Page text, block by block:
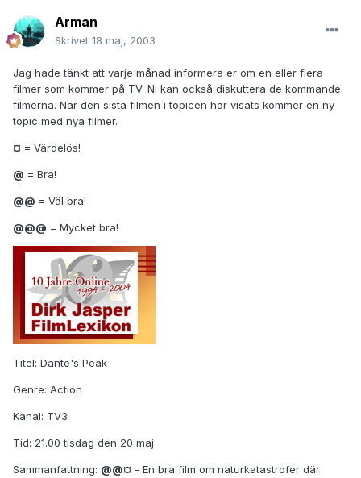
Arman
Skrivet 18 maj, 2003
Jag hade tänkt att varje månad informera er om en eller flera
filmer som kommer på TV. Ni kan också diskuttera de kommande
filmerna. När den sista filmen i topicen har visats kommer en ny
topic med nya filmer.
¤ = Värdelös!
@ = Bra!
@@ = Väl bra!
@@@ = Mycket bra!
Titel: Dante's Peak
Genre: Action
Kanal: TV3
Tid: 21.00 tisdag den 20 maj
Sammanfattning: @@¤ - En bra film om naturkatastrofer där